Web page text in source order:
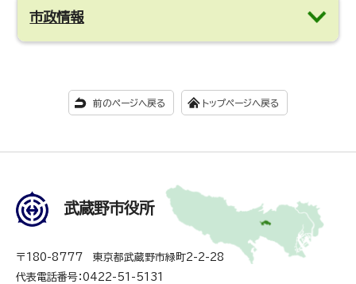
市政情報
前のページへ戻る トップページへ戻る
武蔵野市役所
〒180-8777 東京都武蔵野市緑町2-2-28
代表電話番号：0422-51-5131